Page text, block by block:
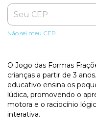
Não sei meu CEP
O Jogo das Formas
crianças a partir de 3
educativo ensina os
lúdica, promovendo o
motora e o raciocínio
interativa.